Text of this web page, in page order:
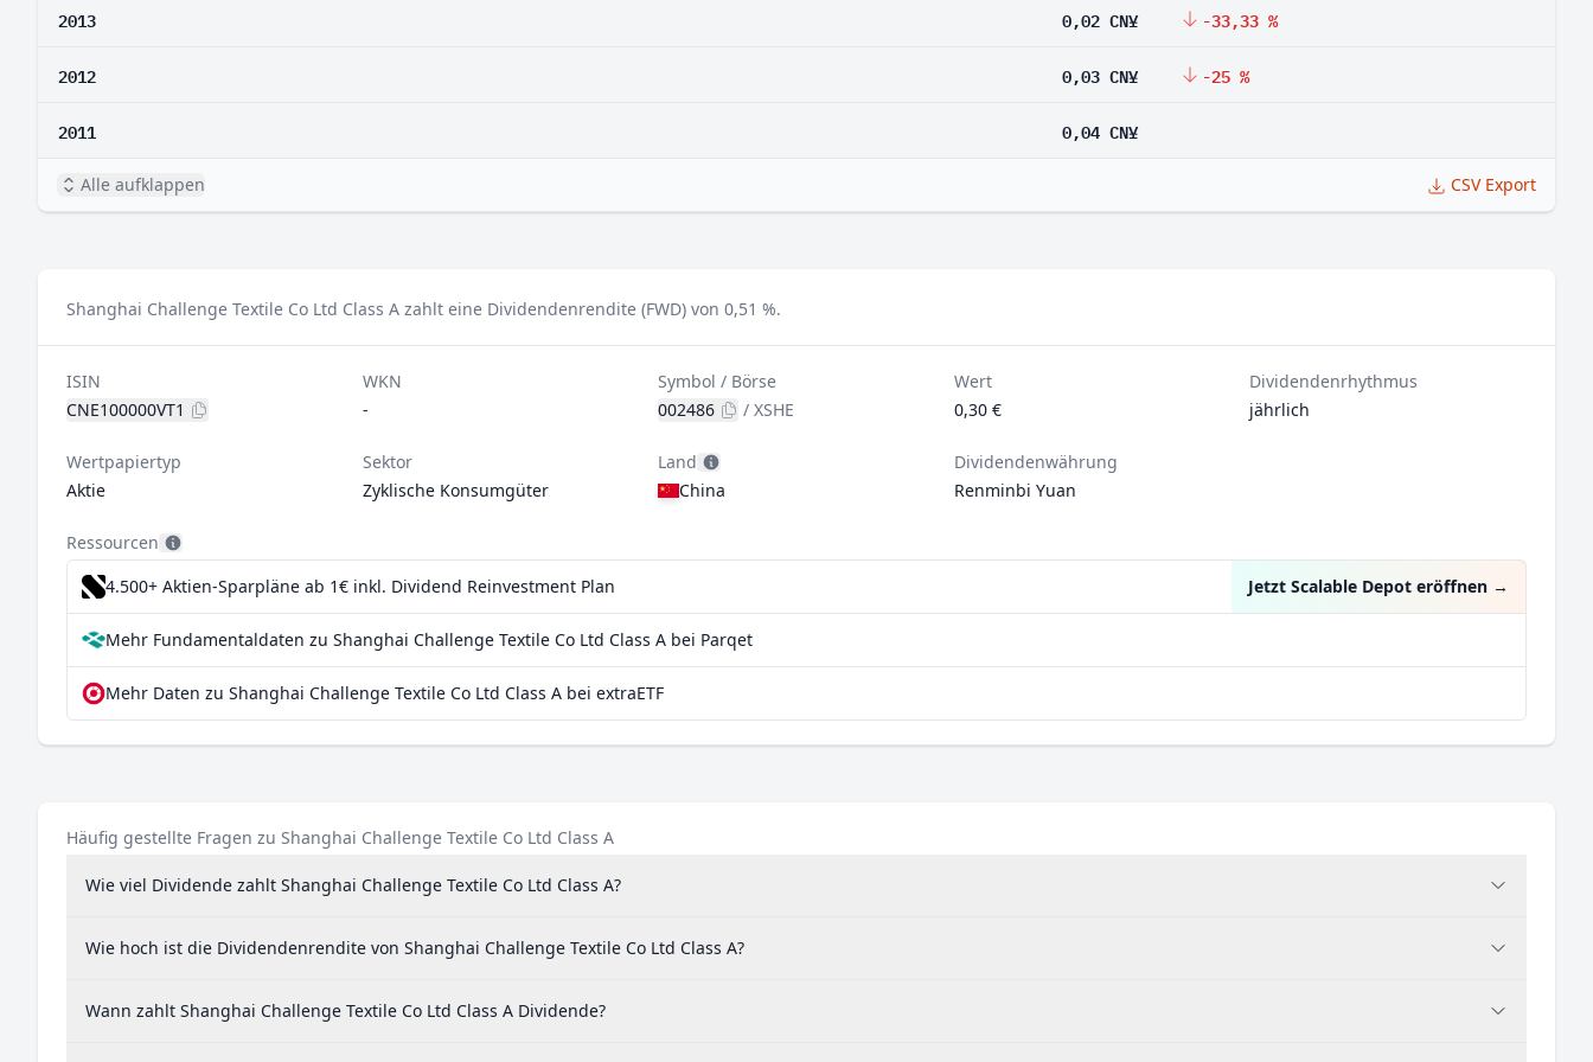
2013 0,02 CN¥ -33,33 %
2012 0,03 CN¥ -25 %
2011 0,04 CN¥
Alle aufklappen CSV Export
Shanghai Challenge Textile Co Ltd Class A zahlt eine Dividendenrendite (FWD) von 0,51 %.
ISIN
CNE100000VT1
WKN
-
Symbol / Börse
002486
/XSHE
Wert
0,30 €
Dividendenrhythmus
jährlich
Wertpapiertyp
Aktie
Sektor
Zyklische Konsumgüter
Land
China
Dividendenwährung
Renminbi Yuan
Ressourcen
4.500+ Aktien-Sparpläne ab 1€ inkl. Dividend Reinvestment Plan Jetzt Scalable Depot eröffnen →
Mehr Fundamentaldaten zu Shanghai Challenge Textile Co Ltd Class A bei Parqet
Mehr Daten zu Shanghai Challenge Textile Co Ltd Class A bei extraETF
Häufig gestellte Fragen zu Shanghai Challenge Textile Co Ltd Class A
Wie viel Dividende zahlt Shanghai Challenge Textile Co Ltd Class A?
Wie hoch ist die Dividendenrendite von Shanghai Challenge Textile Co Ltd Class A?
Wann zahlt Shanghai Challenge Textile Co Ltd Class A Dividende?